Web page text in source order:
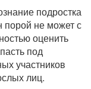
подростка
порой не может с
оценить
под
участников
лиц.